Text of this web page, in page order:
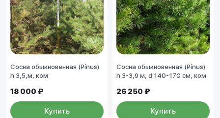
Сосна обыкновенная (Pínus)
h 3,5,м, ком
18 000 ₽
Купить
Сосна обыкновенная (Pínus)
h 3-3,9 м, d 140-170 см, ком
26 250 ₽
Купить